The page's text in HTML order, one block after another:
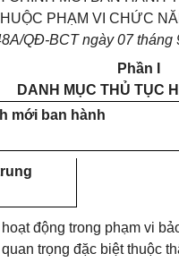
PHẠM VI CHỨC
QĐ-BCT ngày 07
Phần I
DANH MỤC THỦ TỤC
mới ban hành
động trong phạm vi
trọng đặc biệt thuộc